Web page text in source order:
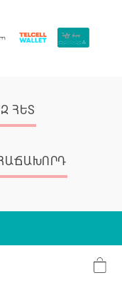
ՀԵՏ
reserved